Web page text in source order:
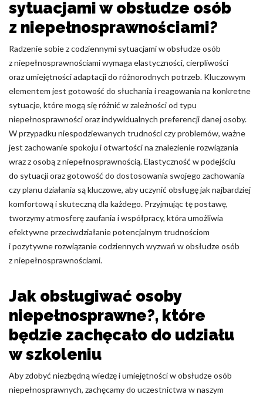
sytuacjami w obsłudze osób
z niepełnosprawnościami?
Radzenie sobie z codziennymi sytuacjami w obsłudze osób
z niepełnosprawnościami wymaga elastyczności, cierpliwości
oraz umiejętności adaptacji do różnorodnych potrzeb. Kluczowym
elementem jest gotowość do słuchania i reagowania na konkretne
sytuacje, które mogą się różnić w zależności od typu
niepełnosprawności oraz indywidualnych preferencji danej osoby.
W przypadku niespodziewanych trudności czy problemów, ważne
jest zachowanie spokoju i otwartości na znalezienie rozwiązania
wraz z osobą z niepełnosprawnością. Elastyczność w podejściu
do sytuacji oraz gotowość do dostosowania swojego zachowania
czy planu działania są kluczowe, aby uczynić obsługę jak najbardziej
komfortową i skuteczną dla każdego. Przyjmując tę postawę,
tworzymy atmosferę zaufania i współpracy, która umożliwia
efektywne przeciwdziałanie potencjalnym trudnościom
i pozytywne rozwiązanie codziennych wyzwań w obsłudze osób
z niepełnosprawnościami.
Jak obsługiwać osoby
niepełnosprawne?, które
będzie zachęcało do udziału
w szkoleniu
Aby zdobyć niezbędną wiedzę i umiejętności w obsłudze osób
niepełnosprawnych, zachęcamy do uczestnictwa w naszym